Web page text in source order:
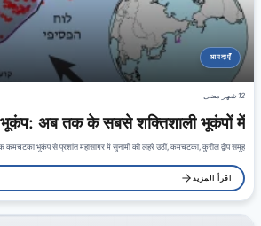
आपदाएँ
12 شهر مضى
अब तक के सबसे शक्तिशाली भूकंपों में…
कमचटका भूकंप से प्रशांत महासागर में सुनामी की लहरें उठीं, कमचटका, कुरील द्वीप समूह,…
اقرأ المزيد